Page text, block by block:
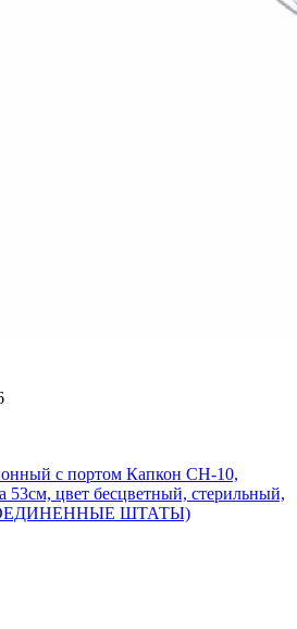
с портом Капкон CH-10,
53см, цвет бесцветный, стерильный,
ШТАТЫ)